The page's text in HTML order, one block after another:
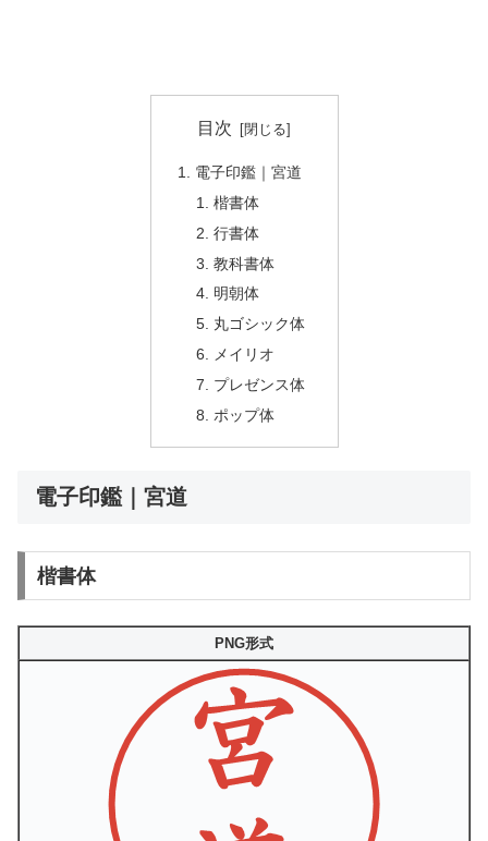
目次
電子印鑑｜宮道
楷書体
行書体
教科書体
明朝体
丸ゴシック体
メイリオ
プレゼンス体
ポップ体
電子印鑑｜宮道
楷書体
PNG形式